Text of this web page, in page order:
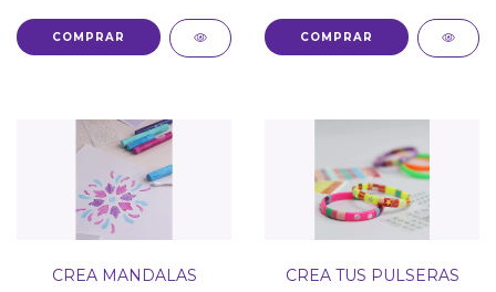
CREA MANDALAS CREA TUS PULSERAS